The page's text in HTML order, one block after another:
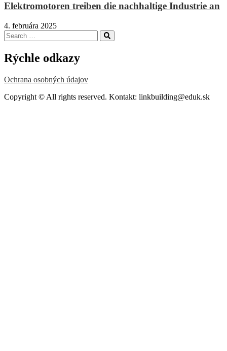
Elektromotoren treiben die nachhaltige Industrie an
4. februára 2025
Search
for:
Search
Rýchle odkazy
Ochrana osobných údajov
Copyright © All rights reserved. Kontakt: linkbuilding@eduk.sk